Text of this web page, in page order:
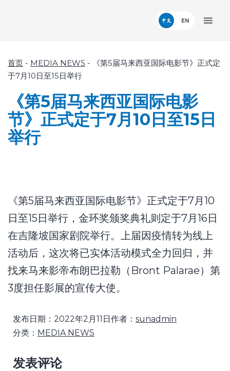
中文
首页 - MEDIA NEWS -
《第5届马来西亚国际电影节》正式定
于7月10日至15日举行
《第5届马来西亚国际电影
节》正式定于7月10日至15日
举行
《第5届马来西亚国际电影节》正式定于7月10
日至15日举行，金环奖颁奖典礼则定于7月16日
在吉隆坡国家剧院举行。上届因疫情转为线上
活动后，这次将已实体活动模式全力回归，并
找来马来影帝布朗巴拉勒（Bront Palarae）第
3度担任影展的宣传大使。
发布日期： 2022年2月11日作者： sunadmin
分类： MEDIA NEWS
发表评论